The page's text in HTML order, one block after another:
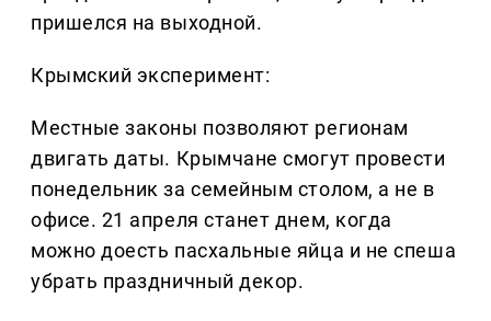
пришелся на выходной.
Крымский эксперимент:
Местные законы позволяют регионам
двигать даты. Крымчане смогут провести
понедельник за семейным столом, а не в
офисе. 21 апреля станет днем, когда
можно доесть пасхальные яйца и не спеша
убрать праздничный декор.